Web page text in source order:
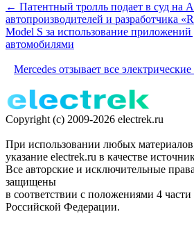
← Патентный тролль подает в суд на
автопроизводителей и разработчика
Model S за использование приложений
автомобилями
Mercedes отзывает все
Copyright (c) 2009-2026 electrek.ru
При использовании любых материалов
указание electrek.ru в качестве
Все авторские и исключительные
защищены
в соответствии с положениями 4
Российской Федерации.